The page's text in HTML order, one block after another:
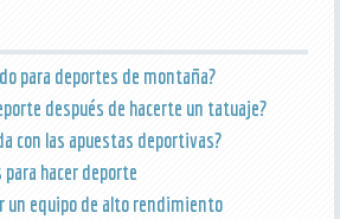
para deportes de montaña?
después de hacerte un tatuaje?
con las apuestas deportivas?
hacer deporte
un equipo de alto rendimiento